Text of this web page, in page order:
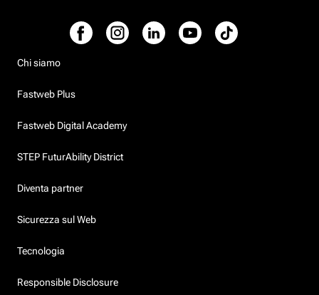
Chi siamo
Fastweb Plus
Fastweb Digital Academy
STEP FuturAbility District
Diventa partner
Sicurezza sul Web
Tecnologia
Responsible Disclosure